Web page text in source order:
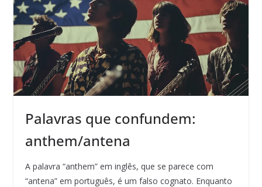
Palavras que confundem:
anthem/antena
A palavra “anthem” em inglês, que se parece com
“antena” em português, é um falso cognato. Enquanto